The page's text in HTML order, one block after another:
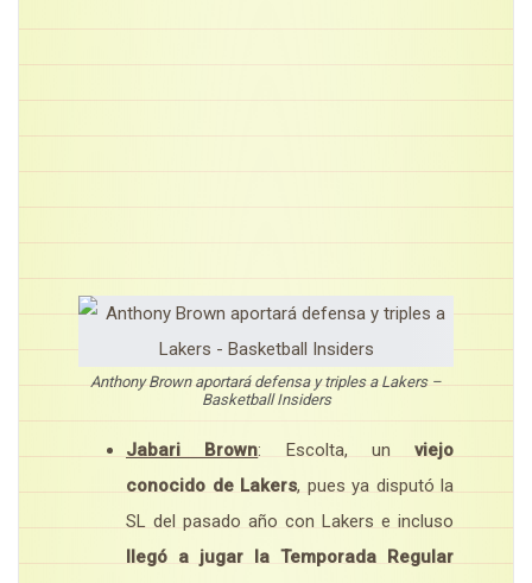
Anthony Brown aportará defensa y triples a Lakers –
Basketball Insiders
Jabari Brown: Escolta, un viejo
conocido de Lakers, pues ya disputó la
SL del pasado año con Lakers e incluso
llegó a jugar la Temporada Regular